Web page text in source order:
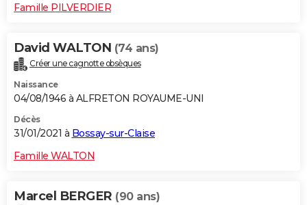
Famille PILVERDIER
David WALTON (74 ans)
Créer une cagnotte obsèques
Naissance
04/08/1946 à ALFRETON ROYAUME-UNI
Décès
31/01/2021 à Bossay-sur-Claise
Famille WALTON
Marcel BERGER (90 ans)